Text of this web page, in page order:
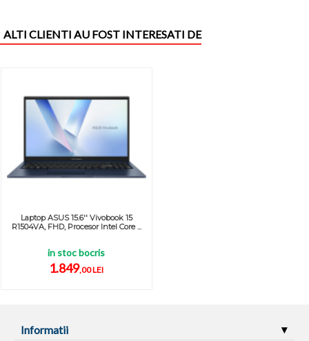
ALTI CLIENTI AU FOST INTERESATI DE
Laptop ASUS 15.6'' Vivobook 15
R1504VA, FHD, Procesor Intel Core ...
in stoc bocris
1.849,00 LEI
Informatii